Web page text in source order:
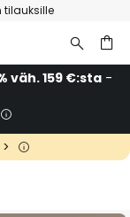
tilauksille
väh. 159 €:sta-